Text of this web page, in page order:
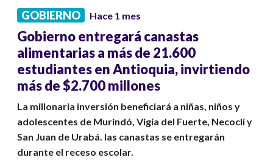
GOBIERNO Hace 1 mes
Gobierno entregará canastas
alimentarias a más de 21.600
estudiantes en Antioquia, invirtiendo
más de $2.700 millones
La millonaria inversión beneficiará a niñas, niños y
adolescentes de Murindó, Vigía del Fuerte, Necoclí y
San Juan de Urabá. las canastas se entregarán
durante el receso escolar.